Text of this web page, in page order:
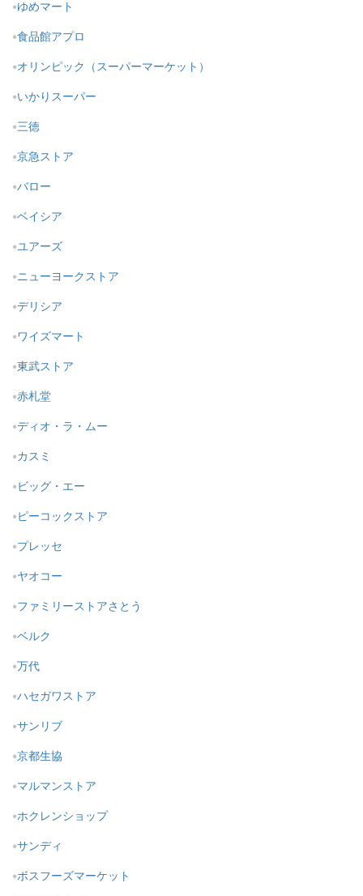
ゆめマート
食品館アプロ
オリンピック（スーパーマーケット）
いかりスーパー
三徳
京急ストア
バロー
ベイシア
ユアーズ
ニューヨークストア
デリシア
ワイズマート
東武ストア
赤札堂
ディオ・ラ・ムー
カスミ
ビッグ・エー
ピーコックストア
プレッセ
ヤオコー
ファミリーストアさとう
ベルク
万代
ハセガワストア
サンリブ
京都生協
マルマンストア
ホクレンショップ
サンディ
ボスフーズマーケット